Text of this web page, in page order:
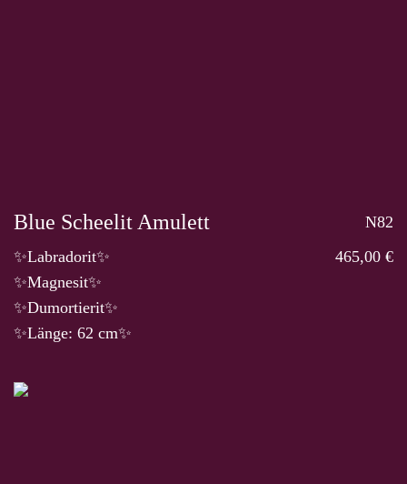
Blue Scheelit Amulett
N82
✨Labradorit✨
✨Magnesit✨
✨Dumortierit✨
✨Länge: 62 cm✨
465,00 €